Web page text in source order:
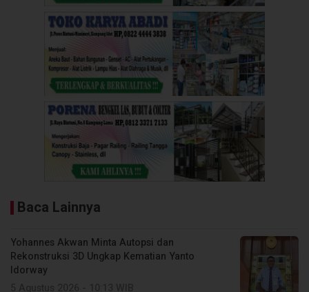
Baca Lainnya
Yohannes Akwan Minta Autopsi dan
Rekonstruksi 3D Ungkap Kematian Yanto
Idorway